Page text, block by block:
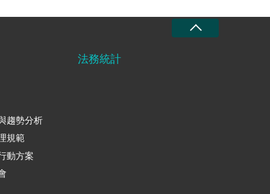
趨勢分析
規範
動方案
法務統計